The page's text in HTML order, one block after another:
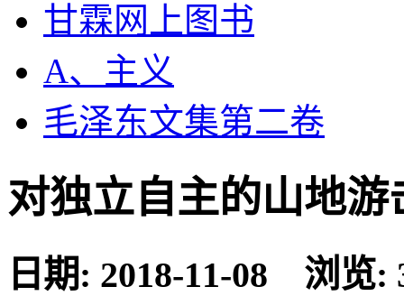
甘霖网上图书
A、主义
毛泽东文集第二卷
对独立自主的山地
日期: 2018-11-08 浏览: